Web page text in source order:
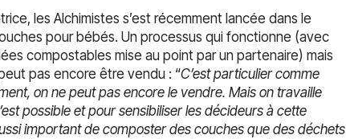
les Alchimistes s’est récemment lancée dans le
pour bébés. Un processus qui fonctionne (avec
compostables mise au point par un partenaire) mais
pas encore être vendu : “C’est particulier comme
on ne peut pas encore le vendre. Mais on travaille
possible et pour sensibiliser les décideurs à cette
important de composter des couches que des déchets